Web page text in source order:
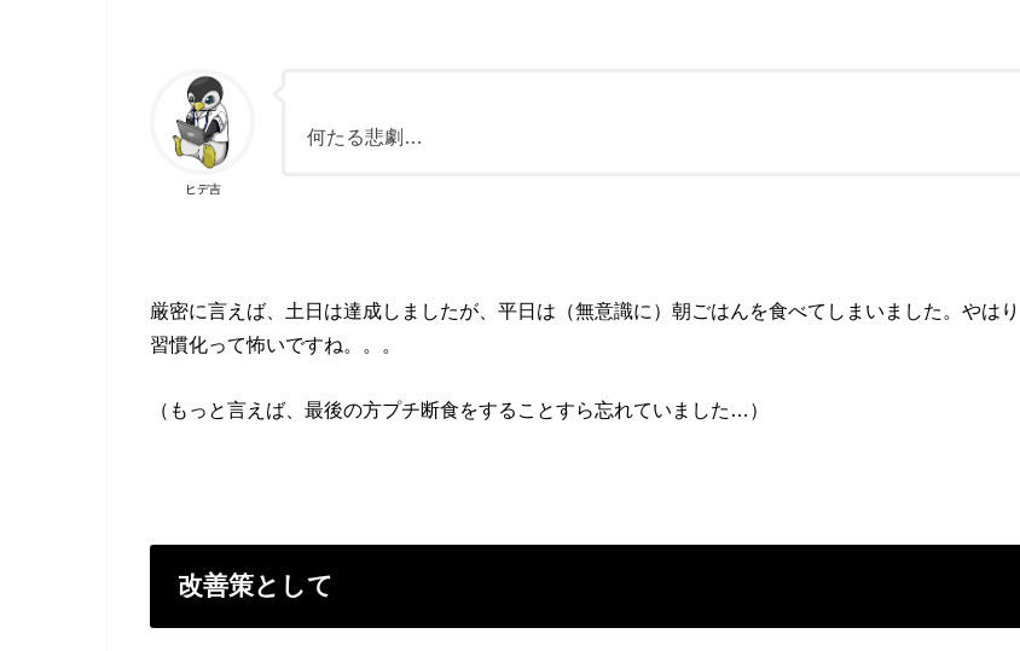
ヒデ吉
何たる悲劇…
厳密に言えば、土日は達成しましたが、平日は（無意識に）朝ごはんを食べてしまいました。やはり
習慣化って怖いですね。。。
（もっと言えば、最後の方プチ断食をすることすら忘れていました…）
改善策として